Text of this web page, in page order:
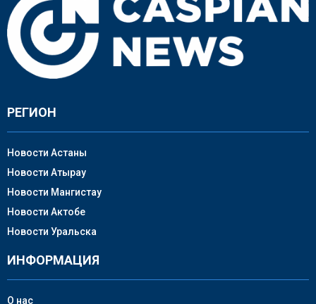
РЕГИОН
Новости Астаны
Новости Атырау
Новости Мангистау
Новости Актобе
Новости Уральска
ИНФОРМАЦИЯ
О нас